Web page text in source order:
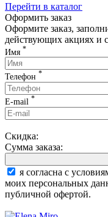
Перейти в каталог
Оформить заказ
Оформите заказ,
действующих акциях и
Имя *
Телефон *
E-mail *
Скидка:
Сумма заказа:
я согласна с
моих персональных
публичной офертой.